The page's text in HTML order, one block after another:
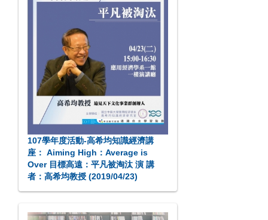
107學年度活動-高希均知識經濟講
座： Aiming High：Average is
Over 目標高遠：平凡被淘汰 演 講
者：高希均教授 (2019/04/23)